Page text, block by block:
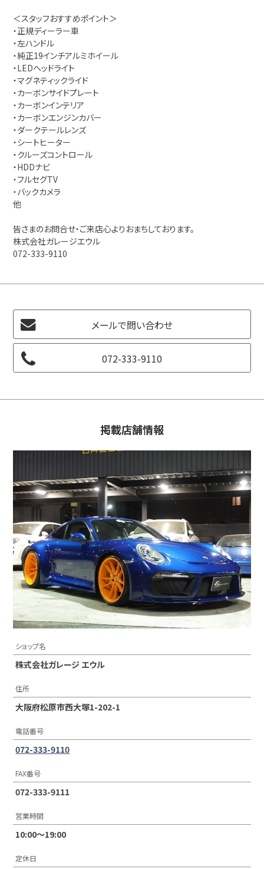
＜スタッフおすすめポイント＞
・正規ディーラー車
・左ハンドル
・純正19インチアルミホイール
・LEDヘッドライト
・マグネティックライド
・カーボンサイドプレート
・カーボンインテリア
・カーボンエンジンカバー
・ダークテールレンズ
・シートヒーター
・クルーズコントロール
・HDDナビ
・フルセグTV
・バックカメラ
他
皆さまのお問合せ・ご来店心よりおまちしております。
株式会社ガレージエウル
072-333-9110
メールで問い合わせ
072-333-9110
掲載店舗情報
ショップ名
株式会社ガレージ エウル
住所
大阪府松原市西大塚1-202-1
電話番号
072-333-9110
FAX番号
072-333-9111
営業時間
10:00〜19:00
定休日